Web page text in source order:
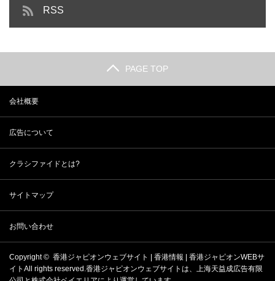
RSS
PAGE TOP
会社概要
広告について
クラシファイドとは?
サイトマップ
お問い合わせ
Copyright © 香港ジャピオンウェブサイト | 香港情報 | 香港ジャピオンWEBサ
イト All rights reserved.香港ジャピオンウェブサイトは、 上海天益成広告有限